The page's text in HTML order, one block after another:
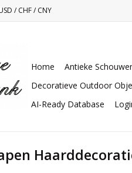
/CHF/CNY
Home Antieke
Decoratieve Outdoor
AI-Ready Database